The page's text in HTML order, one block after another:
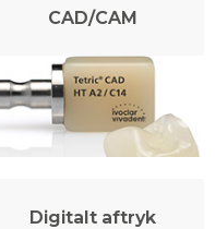
CAD/CAM
Digitalt aftryk